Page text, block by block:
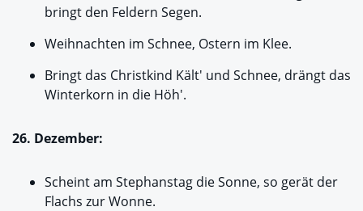
bringt den Feldern Segen.
Weihnachten im Schnee, Ostern im Klee.
Bringt das Christkind Kält' und Schnee, drängt das
Winterkorn in die Höh'.
26. Dezember:
Scheint am Stephanstag die Sonne, so gerät der
Flachs zur Wonne.